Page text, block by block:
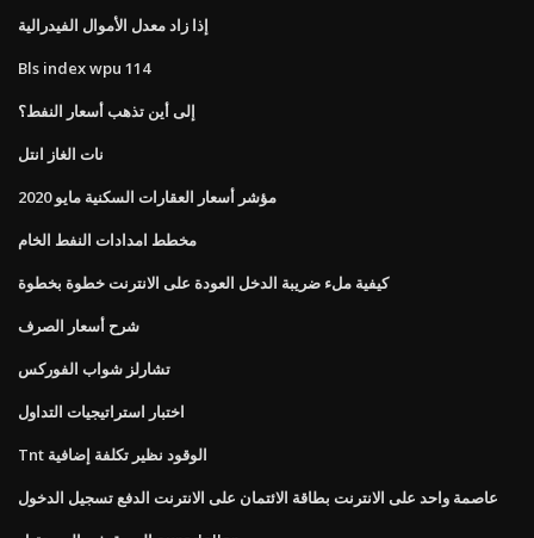
إذا زاد معدل الأموال الفيدرالية
Bls index wpu 114
إلى أين تذهب أسعار النفط؟
نات الغاز انتل
مؤشر أسعار العقارات السكنية مايو 2020
مخطط امدادات النفط الخام
كيفية ملء ضريبة الدخل العودة على الانترنت خطوة بخطوة
شرح أسعار الصرف
تشارلز شواب الفوركس
اختبار استراتيجيات التداول
Tnt الوقود نظير تكلفة إضافية
عاصمة واحد على الانترنت بطاقة الائتمان على الانترنت الدفع تسجيل الدخول